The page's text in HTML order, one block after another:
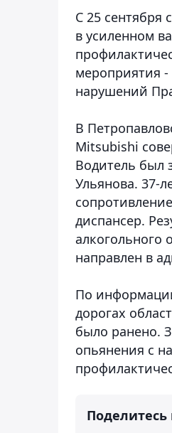
С 25 сентября
в усиленном
мероприятия
нарушений
В
Mitsubishi
Водитель был
Ульянова. 37-
диспансер.
алкогольного
направлен в
По
дорогах
было ранено.
опьянения с
Поделитесь